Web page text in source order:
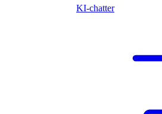
KI-chatter